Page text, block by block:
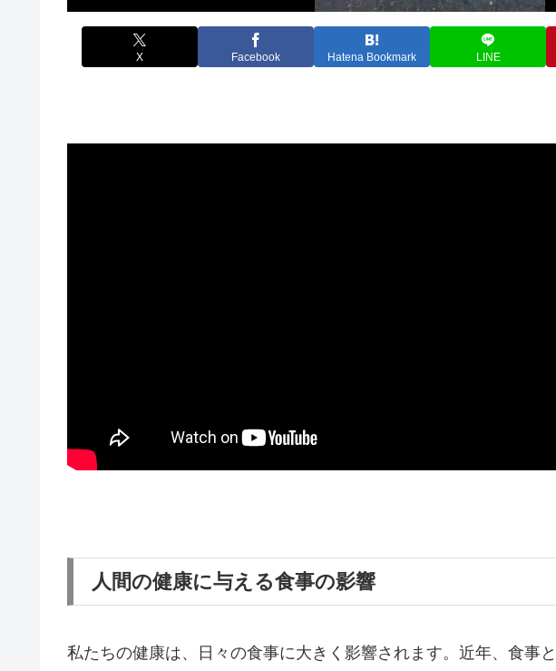
X Facebook Hatena Bookmark LINE
人間の健康に与える食事の影響
私たちの健康は、日々の食事に大きく影響されます。近年、食事